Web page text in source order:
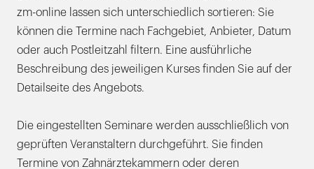
zm-online lassen sich unterschiedlich sortieren: Sie
können die Termine nach Fachgebiet, Anbieter, Datum
oder auch Postleitzahl filtern. Eine ausführliche
Beschreibung des jeweiligen Kurses finden Sie auf der
Detailseite des Angebots.
Die eingestellten Seminare werden ausschließlich von
geprüften Veranstaltern durchgeführt. Sie finden
Termine von Zahnärztekammern oder deren